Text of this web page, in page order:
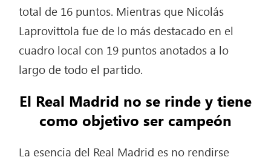
total de 16 puntos. Mientras que Nicolás
Laprovittola fue de lo más destacado en el
cuadro local con 19 puntos anotados a lo
largo de todo el partido.
El Real Madrid no se rinde y tiene
como objetivo ser campeón
La esencia del Real Madrid es no rendirse